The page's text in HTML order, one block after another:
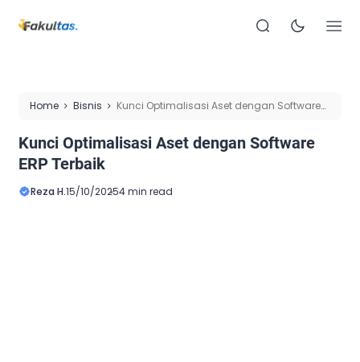
Home Bisnis
Kunci Optimalisasi Aset dengan Software
Kunci Optimalisasi Aset dengan Software
ERP Terbaik
Reza H.15/10/20254 min read